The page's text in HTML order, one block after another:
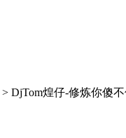
> DjTom煌仔-修炼你傻